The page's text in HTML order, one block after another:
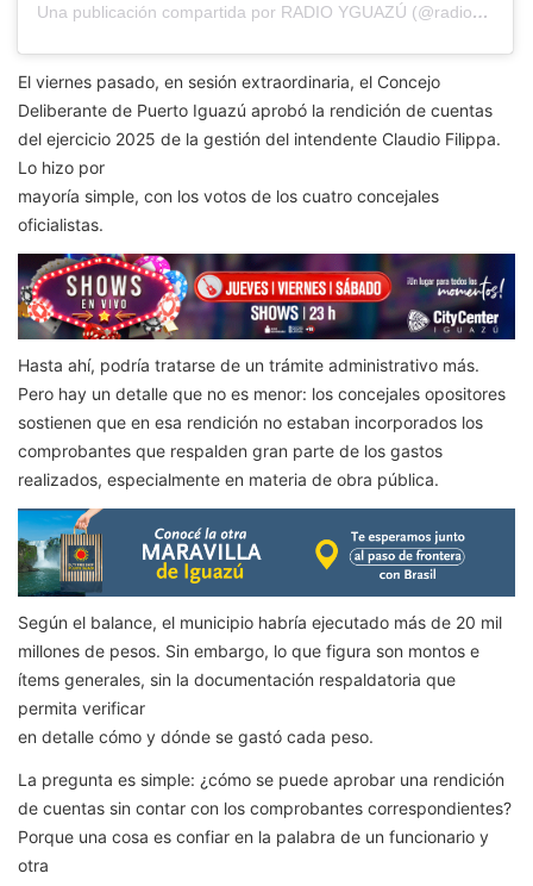
Una publicación compartida por RADIO YGUAZÚ (@radioyguazu)
El viernes pasado, en sesión extraordinaria, el Concejo
Deliberante de Puerto Iguazú aprobó la rendición de cuentas
del ejercicio 2025 de la gestión del intendente Claudio Filippa.
Lo hizo por
mayoría simple, con los votos de los cuatro concejales
oficialistas.
Hasta ahí, podría tratarse de un trámite administrativo más.
Pero hay un detalle que no es menor: los concejales opositores
sostienen que en esa rendición no estaban incorporados los
comprobantes que respalden gran parte de los gastos
realizados, especialmente en materia de obra pública.
Según el balance, el municipio habría ejecutado más de 20 mil
millones de pesos. Sin embargo, lo que figura son montos e
ítems generales, sin la documentación respaldatoria que
permita verificar
en detalle cómo y dónde se gastó cada peso.
La pregunta es simple: ¿cómo se puede aprobar una rendición
de cuentas sin contar con los comprobantes correspondientes?
Porque una cosa es confiar en la palabra de un funcionario y
otra